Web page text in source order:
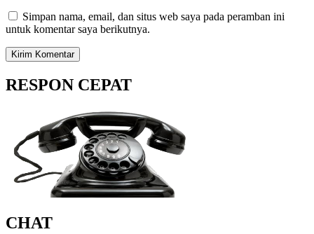
Simpan nama, email, dan situs web saya pada peramban ini
untuk komentar saya berikutnya.
RESPON CEPAT
CHAT